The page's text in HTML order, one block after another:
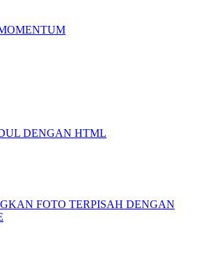
DENGAN HTML
FOTO TERPISAH DENGAN